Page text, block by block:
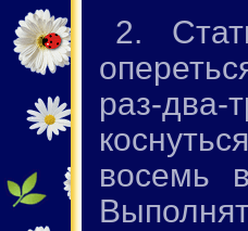
2.
раз-два-
восемь